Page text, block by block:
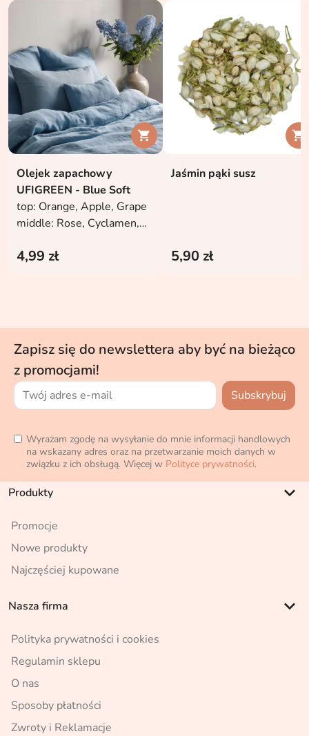

Olejek zapachowy
UFIGREEN - Blue Soft
top: Orange, Apple, Grape
middle: Rose, Cyclamen,
base: Woody, Amber
4,99 zł

Jaśmin pąki susz
5,90 zł
Zapisz się do newslettera aby być na bieżąco
z promocjami!
Wyrażam zgodę na wysyłanie do mnie informacji handlowych
na wskazany adres oraz na przetwarzanie moich danych w
związku z ich obsługą. Więcej w Polityce prywatności.
Produkty keyboard_arrow_down
Promocje
Nowe produkty
Najczęściej kupowane
Nasza firma keyboard_arrow_down
Polityka prywatności i cookies
Regulamin sklepu
O nas
Sposoby płatności
Zwroty i Reklamacje